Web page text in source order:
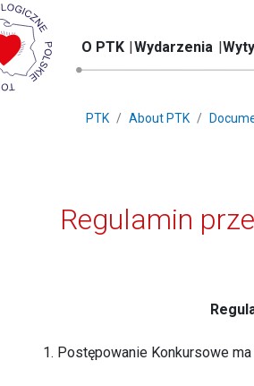
O PTK Wydarzenia
PTK About PTK
Regulamin
1. Postępowanie Konkursowe